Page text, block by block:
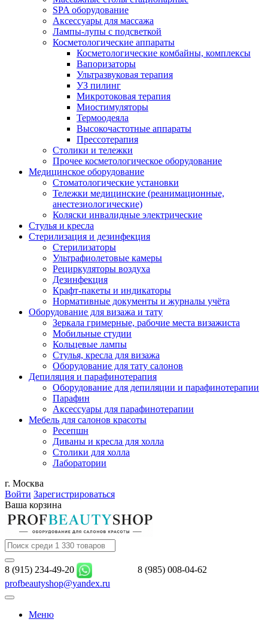
SPA оборудование
Аксессуары для массажа
Лампы-лупы с подсветкой
Косметологические аппараты
Косметологические комбайны, комплексы
Вапоризаторы
Ультразвуковая терапия
УЗ пилинг
Микротоковая терапия
Миостимуляторы
Термоодеяла
Высокочастотные аппараты
Прессотерапия
Столики и тележки
Прочее косметологическое оборудование
Медицинское оборудование
Стоматологические установки
Тележки медицинские (реанимационные,
анестезиологические)
Коляски инвалидные электрические
Стулья и кресла
Стерилизация и дезинфекция
Стерилизаторы
Ультрафиолетовые камеры
Рециркуляторы воздуха
Дезинфекция
Крафт-пакеты и индикаторы
Нормативные документы и журналы учёта
Оборудование для визажа и тату
Зеркала гримерные, рабочие места визажиста
Мобильные студии
Кольцевые лампы
Стулья, кресла для визажа
Оборудование для тату салонов
Депиляция и парафинотерапия
Оборудование для депиляции и парафинотерапии
Парафин
Аксессуары для парафинотерапии
Мебель для салонов красоты
Ресепшн
Диваны и кресла для холла
Столики для холла
Лаборатории
г. Москва
Войти Зарегистрироваться
Ваша корзина
8 (915) 234-49-20
8 (985) 008-04-62
profbeautyshop@yandex.ru
Меню